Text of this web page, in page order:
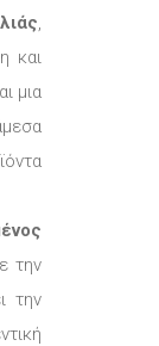
,
και
μια
την
την